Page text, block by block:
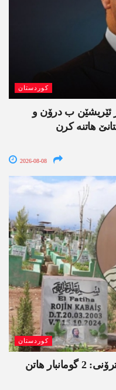
کوردستان
ئێریشێن ب درۆن و
ھاتنە کرن
2026-08-08
کوردستان
ل ئامەدێ ئۆپەراسیۆنا تاوانێن ئەلکترۆنی: 2 گومانبار ھاتن